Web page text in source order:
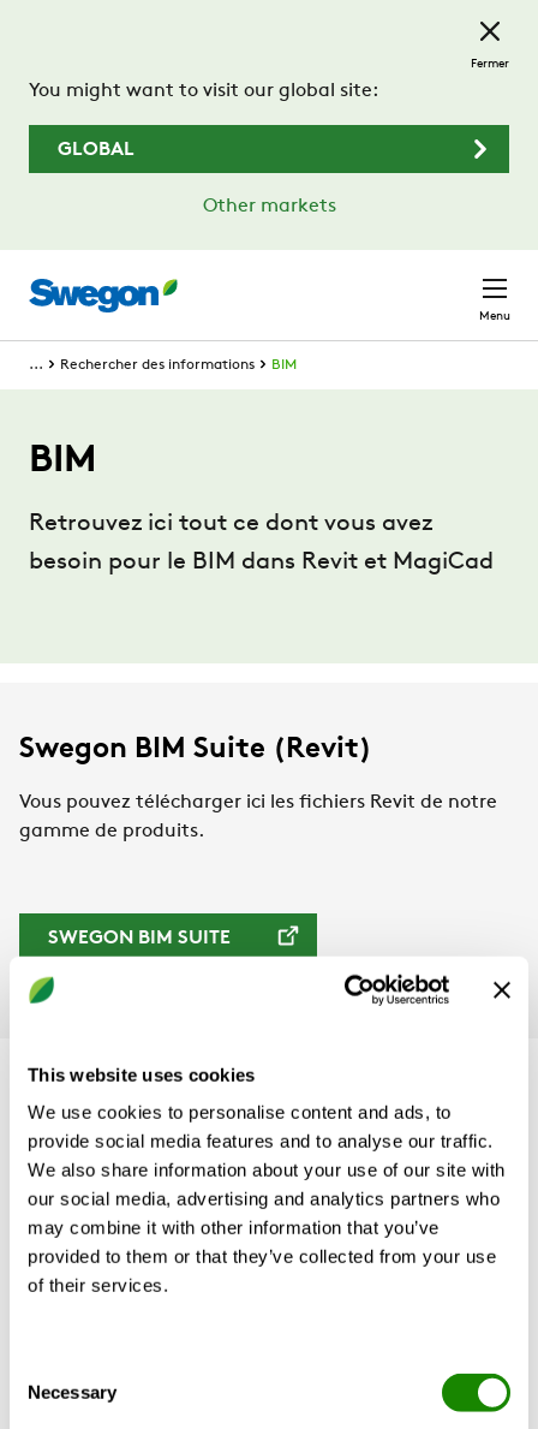
This website uses cookies
We use cookies to personalise content and ads, to
provide social media features and to analyse our traffic.
We also share information about your use of our site with
our social media, advertising and analytics partners who
may combine it with other information that you’ve
provided to them or that they’ve collected from your use
of their services.
Selection
Necessary
You might want to visit our global site:
GLOBAL
Other markets
Fermer
Menu
... Rechercher des informations BIM
BIM
Retrouvez ici tout ce dont vous avez
besoin pour le BIM dans Revit et MagiCad
Swegon BIM Suite (Revit)
Vous pouvez télécharger ici les fichiers Revit de notre
gamme de produits.
SWEGON BIM SUITE
MagiCAD
Téléchargez le plug-in Swegon MagiCAD pour ajouter
des centrales de traitement d'air à partir de AHU-
Design, des systèmes de climatisation à induction, des
terminaux et des silencieux.
Compatible avec Revit ou AutoCAD.
Vous pouvez également télécharger notre base de